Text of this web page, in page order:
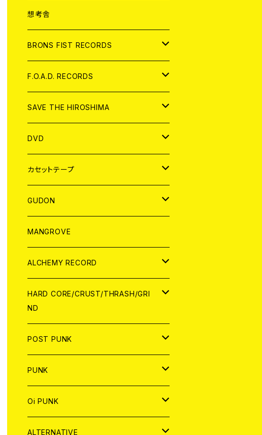
ANALOG
CD
アパレル
ANALOG
想考舎
BRONS FIST RECORDS
CD
ANALOG
F.O.A.D. RECORDS
CD
ANALOG
SAVE THE HIROSHIMA
アパレル
BADGE
DVD
JAPAN
WORLD
カセットテープ
JAPAN
WORLD
GUDON
アパレル
PATCH
アナログ
DIGITAL CONTENTS
MANGROVE
ALCHEMY RECORD
CD
ANALOG
HARD CORE/CRUST/THRASH/GRI
ND
JAPAN
CD
ANALOG
WORLD
CD
ANALOG
POST PUNK
CD
JAPAN
WORLD
ANALOG
JAPAN
PUNK
JAPAN
CD
WORLD
Oi PUNK
JAPAN
ALTERNATIVE